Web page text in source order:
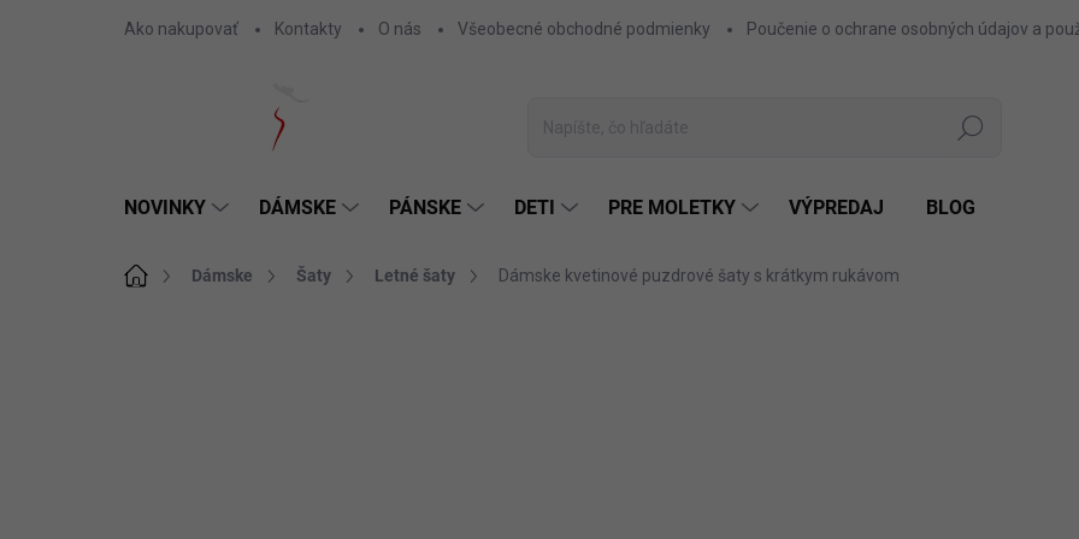
Ako nakupovať Kontakty O nás Všeobecné obchodné podmienky Poučenie o ochrane osobných údajov a
Hľadať
NOVINKY DÁMSKE PÁNSKE DETI PRE MOLETKY VÝPREDAJ BLOG
DomovDámske Šaty Letné šaty Dámske kvetinové puzdrové šaty s krátkym rukávom